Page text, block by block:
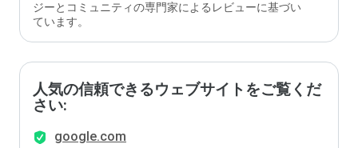
ジーとコミュニティの専門家によるレビューに基づい
ています。
人気の信頼できるウェブサイトをご覧くだ
さい:
google.com